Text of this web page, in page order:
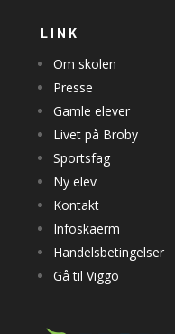
LINK
Om skolen
Presse
Gamle elever
Livet på Broby
Sportsfag
Ny elev
Kontakt
Infoskaerm
Handelsbetingelser
Gå til Viggo